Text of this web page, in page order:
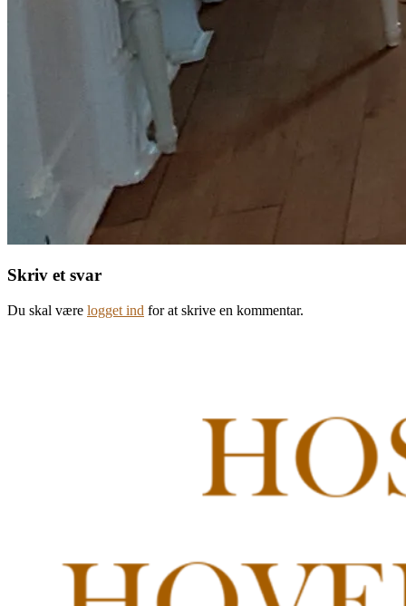
Skriv et svar
Du skal være logget ind for at skrive en kommentar.